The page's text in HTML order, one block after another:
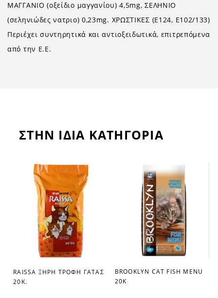
ΜΑΓΓΑΝΙΟ (οξείδιο μαγγανίου) 4,5mg, ΣΕΛΗΝΙΟ
(σεληνιώδες νατριο) 0,23mg. ΧΡΩΣΤΙΚΕΣ (Ε124, Ε102/133)
Περιέχει συντηρητικά και αντιοξειδωτικά, επιτρεπόμενα
από την Ε.Ε.
ΣΤΗΝ ΙΔΙΑ ΚΑΤΗΓΟΡΙΑ
favorite_border
RAISSA ΞΗΡΗ ΤΡΟΦΗ ΓΑΤΑΣ
20Κ.
favorite_border
BROOKLYΝ CAT FISH MENU
20K